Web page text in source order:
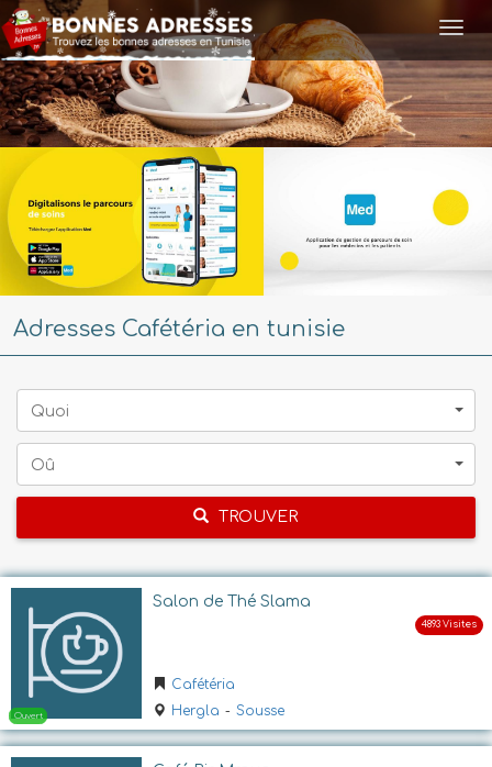
Adresses Cafétéria en tunisie
Quoi
Oû
TROUVER
Salon de Thé Slama
Cafétéria
Hergla - Sousse